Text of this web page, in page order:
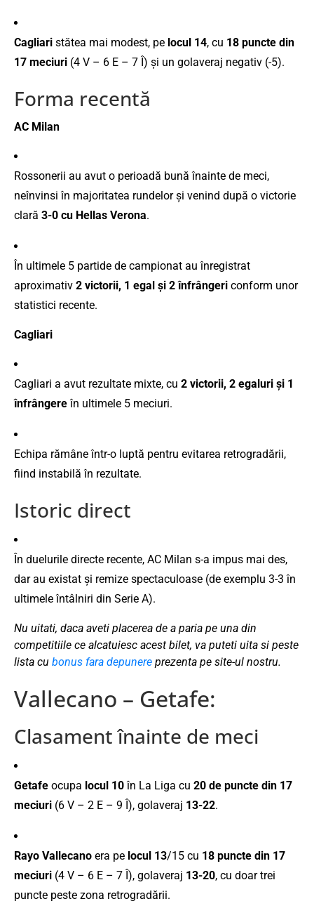
Cagliari stătea mai modest, pe locul 14, cu 18 puncte din
17 meciuri (4 V – 6 E – 7 Î) și un golaveraj negativ (-5).
Forma recentă
AC Milan
Rossonerii au avut o perioadă bună înainte de meci,
neînvinsi în majoritatea rundelor și venind după o victorie
clară 3-0 cu Hellas Verona.
În ultimele 5 partide de campionat au înregistrat
aproximativ 2 victorii, 1 egal și 2 înfrângeri conform unor
statistici recente.
Cagliari
Cagliari a avut rezultate mixte, cu 2 victorii, 2 egaluri și 1
înfrângereîn ultimele 5 meciuri.
Echipa rămâne într-o luptă pentru evitarea retrogradării,
fiind instabilă în rezultate.
Istoric direct
În duelurile directe recente, AC Milan s-a impus mai des,
dar au existat și remize spectaculoase (de exemplu 3-3 în
ultimele întâlniri din Serie A).
Nu uitati, daca aveti placerea de a paria pe una din
competitiile ce alcatuiesc acest bilet, va puteti uita si peste
lista cu bonus fara depunere prezenta pe site-ul nostru.
Vallecano – Getafe:
Clasament înainte de meci
Getafe ocupa locul 10în La Liga cu 20 de puncte din 17
meciuri (6 V – 2 E – 9 Î), golaveraj 13-22.
Rayo Vallecano era pe locul 13/15 cu 18 puncte din 17
meciuri (4 V – 6 E – 7 Î), golaveraj 13-20, cu doar trei
puncte peste zona retrogradării.